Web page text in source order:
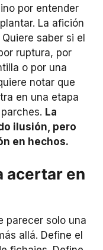
por entender
La afición
saber si el
ruptura, por
o por una
notar que
en una etapa
La
ilusión, pero
en hechos.
acertar en
parecer solo una
allá. Define el